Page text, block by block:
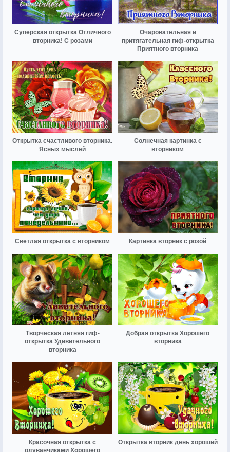
Суперская открытка Отличного
вторника! С розами
Очаровательная и
притягательная гиф-открытка
Приятного вторника
Открытка счастливого вторника.
Ясных мыслей
Солнечная картинка с
вторником
Светлая открытка с вторником Картинка вторник с розой
Творческая летняя гиф-
открытка Удивительного
вторника
Добрая открытка Хорошего
вторника
Красочная открытка с
одуванчиками Хорошего
Открытка вторник день хороший